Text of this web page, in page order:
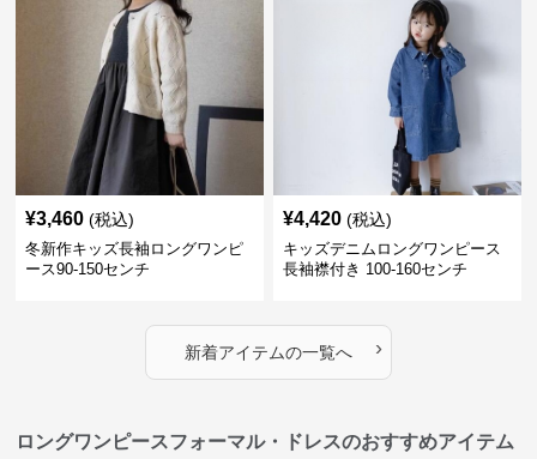
¥3,460 (税込)
冬新作キッズ長袖ロングワンピ
ース90-150センチ
¥4,420 (税込)
キッズデニムロングワンピース
長袖襟付き 100-160センチ
新着アイテムの一覧へ ›
ロングワンピースフォーマル・ドレスのおすすめアイテム